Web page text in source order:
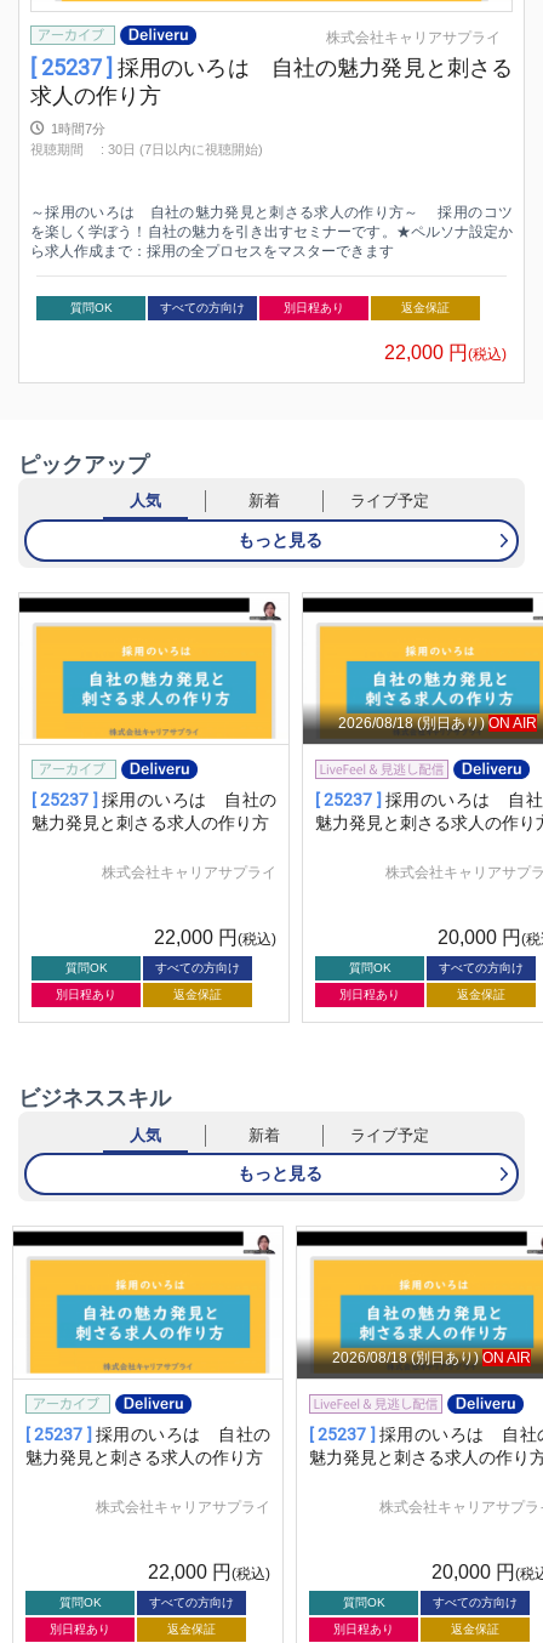
株式会社キャリアサプライ
[ 25237 ] 採用のいろは 自社の魅力発見と刺さる
求人の作り方
1時間7分
視聴期間
:30日 (7日以内に視聴開始)
～採用のいろは 自社の魅力発見と刺さる求人の作り方～ 採用のコツ
を楽しく学ぼう！自社の魅力を引き出すセミナーです。★ペルソナ設定か
ら求人作成まで：採用の全プロセスをマスターできます
質問OK すべての方向け 別日程あり 返金保証
22,000 円(税込)
ピックアップ
人気 新着 ライブ予定
もっと見る
[ 25237 ] 採用のいろは 自社の
魅力発見と刺さる求人の作り方
株式会社キャリアサプライ
22,000 円(税込)
質問OK
すべての方向け
別日程あり
返金保証
2026/08/18 (別日あり) ON AIR
[ 25237 ] 採用のいろは 自
魅力発見と刺さる求人の作り
株式会社キャリアサプ
20,000 円(
質問OK
すべての方向け
別日程あり
返金保証
ビジネススキル
人気 新着 ライブ予定
もっと見る
[ 25237 ] 採用のいろは 自社の
魅力発見と刺さる求人の作り方
株式会社キャリアサプライ
22,000 円(税込)
質問OK
すべての方向け
別日程あり
返金保証
2026/08/18 (別日あり) ON AIR
[ 25237 ] 採用のいろは 自社
魅力発見と刺さる求人の作り
株式会社キャリアサプラ
20,000 円(税
質問OK
すべての方向け
別日程あり
返金保証